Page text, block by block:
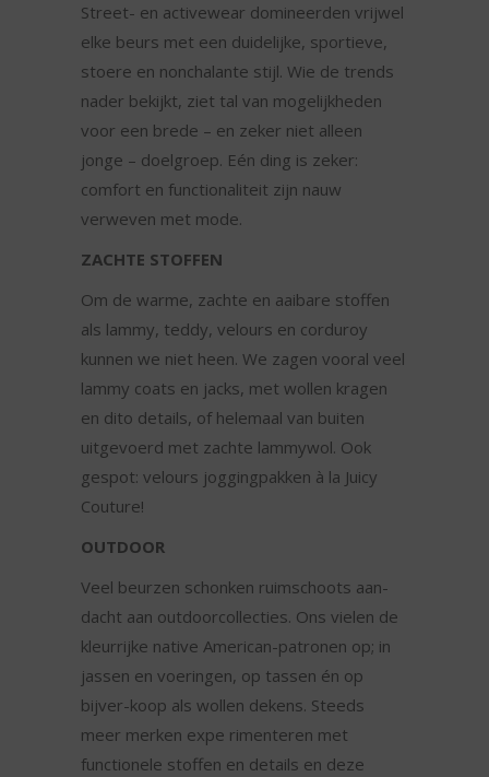
Street- en activewear domineerden vrijwel
elke beurs met een duidelijke, sportieve,
stoere en nonchalante stijl. Wie de trends
nader bekijkt, ziet tal van mogelijkheden
voor een brede – en zeker niet alleen
jonge – doelgroep. Eén ding is zeker:
comfort en functionaliteit zijn nauw
verweven met mode.
ZACHTE STOFFEN
Om de warme, zachte en aaibare stoffen
als lammy, teddy, velours en corduroy
kunnen we niet heen. We zagen vooral veel
lammy coats en jacks, met wollen kragen
en dito details, of helemaal van buiten
uitgevoerd met zachte lammywol. Ook
gespot: velours joggingpakken à la Juicy
Couture!
OUTDOOR
Veel beurzen schonken ruimschoots aan-
dacht aan outdoorcollecties. Ons vielen de
kleurrijke native American-patronen op; in
jassen en voeringen, op tassen én op
bijver-koop als wollen dekens. Steeds
meer merken expe rimenteren met
functionele stoffen en details en deze